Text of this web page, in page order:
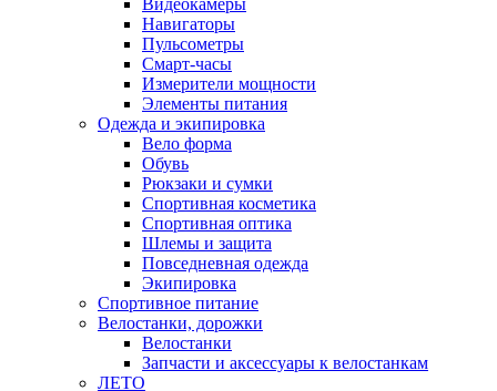
Навигаторы
Пульсометры
Смарт-часы
Измерители мощности
Элементы питания
Одежда и экипировка
Вело форма
Обувь
Рюкзаки и сумки
Спортивная косметика
Спортивная оптика
Шлемы и защита
Повседневная одежда
Экипировка
Спортивное питание
Велостанки, дорожки
Велостанки
Запчасти и аксессуары к велостанкам
ЛЕТО